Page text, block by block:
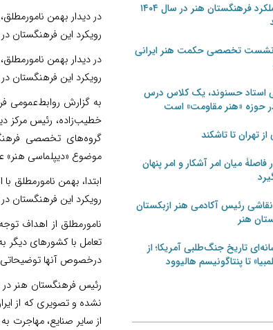
در دیدار بهمن
رویکرد این فرهنگستان
در دیدار بهمن
رویکرد این فرهنگستان
به گزارش روابط‌عمومی
خطیب‌زاده، رئیس مرکز
گروه‌های تخصصی
موضوع «دیپلماسی هنر» عصر روز یک‌شنبه، 30 آبان 1400، در
ابتدا، بهمن نامورمطلق
رویکرد این فرهنگستان
نامورمطلق از اهداف
تعامل با کشورهای دیگر
درخصوص آنها توضیحاتی
رئیس فرهنگستان هنر در
نشده و تصویری که از
از سایر صنایع،
گزارش عملکرد فرهنگستان هنر در سال ۱۴۰۴
تخصصی حکمت هنر ایرانی
استاد حسنوند، یک کلاس درس
در حوزه «هنر مقاومت» است
از تهران تا تاشکند
میان امر آشکار و امر پنهان
نقاشی رئیس آکادمی هنر ازبکستان
هنر
تاریخ جنگ‌طلبی آمریکا؛ از
تا پنتاگونیسم هالیوود